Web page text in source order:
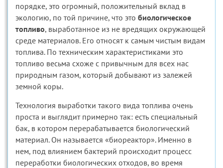
порядке, это огромный, положительный вклад в
экологию, по той причине, что это биологическое
топливо, выработанное из не вредящих окружающей
среде материалов. Его относят к самым чистым видам
топлива. По техническим характеристиками это
топливо весьма схоже с привычным для всех нас
природным газом, который добывают из залежей
земной коры.
Технология выработки такого вида топлива очень
проста и выглядит примерно так: есть специальный
бак, в котором перерабатывается биологический
материал. Он называется «биореактор». Именно в
нем, под влиянием бактерий происходит процесс
переработки биологических отходов, во время